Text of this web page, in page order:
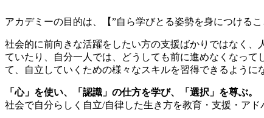
アカデミーの目的は、【”自ら学びとる姿勢を身につける
社会的に前向きな活躍をしたい方の支援ばかりではなく
ていたり、自分一人では、どうしても前に進めなくなっ
て、自立していくための様々なスキルを習得できるように
「心」を使い、「認識」の仕方を学び、「選択」を尊ぶ。
社会で自分らしく自立/自律した生き方を教育・支援・ア